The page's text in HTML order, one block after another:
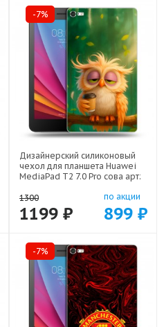
-7%
Дизайнерский силиконовый
чехол для планшета Huawei
MediaPad T2 7.0 Pro сова арт:
1300
1199 ₽
по акции
899 ₽
-7%